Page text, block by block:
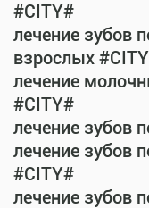
#CITY#
лечение зубов
взрослых
лечение
#CITY#
лечение зубов
лечение зубов
#CITY#
лечение зубов